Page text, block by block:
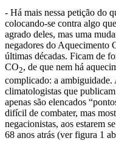
- Há mais nessa petição do
colocando-se contra algo
agrado deles, mas uma
negadores do
últimas décadas. Ficam de
CO2, de que nem há
complicado: a ambiguidade.
climatologistas que
apenas são elencados
difícil de combater, mas
negacionistas, aos estarem
68 anos atrás (ver figura 1